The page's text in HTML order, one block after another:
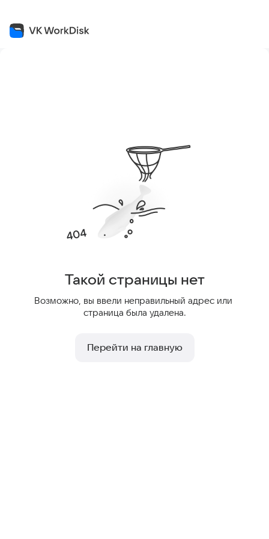
Такой страницы нет
Возможно, вы ввели неправильный адрес или
страница была удалена.
Перейти на главную